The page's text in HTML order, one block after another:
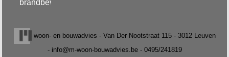
brandbeveiliging
woon- en bouwadvies - Van Der Nootstraat 115 - 3012 Leuven
- info@m-woon-bouwadvies.be - 0495/241819